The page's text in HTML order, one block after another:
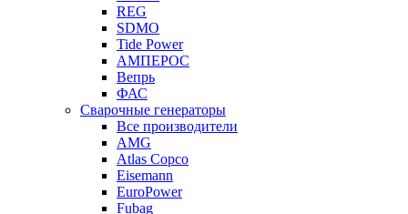
REG
SDMO
Tide Power
АМПЕРОС
Вепрь
ФАС
Сварочные генераторы
Все производители
AMG
Atlas Copco
Eisemann
EuroPower
Fubag